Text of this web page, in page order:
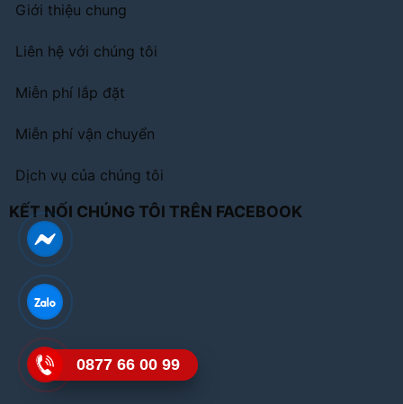
Giới thiệu chung
Liên hệ với chúng tôi
Miễn phí lắp đặt
Miễn phí vận chuyển
Dịch vụ của chúng tôi
KẾT NỐI CHÚNG TÔI TRÊN FACEBOOK
0877 66 00 99